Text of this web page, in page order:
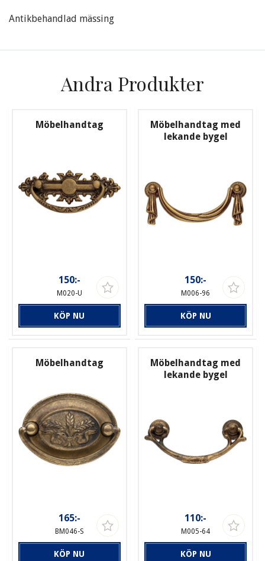
Antikbehandlad mässing
Andra Produkter
Möbelhandtag
150:-
M020-U
KÖP NU
Möbelhandtag med
lekande bygel
150:-
M006-96
KÖP NU
Möbelhandtag
165:-
BM046-S
KÖP NU
Möbelhandtag med
lekande bygel
110:-
M005-64
KÖP NU